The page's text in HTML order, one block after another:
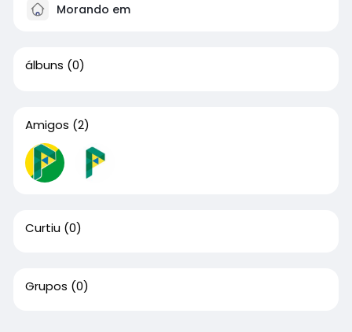
Morando em
álbuns (0)
Amigos (2)
Curtiu (0)
Grupos (0)